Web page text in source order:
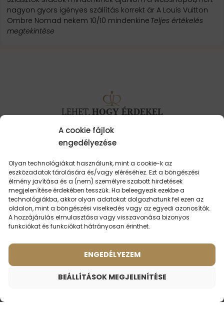
A cookie fájlok
engedélyezése
Olyan technológiákat használunk, mint a cookie-k az
eszközadatok tárolására és/vagy eléréséhez. Ezt a böngészési
élmény javítása és a (nem) személyre szabott hirdetések
megjelenítése érdekében tesszük. Ha beleegyezik ezekbe a
technológiákba, akkor olyan adatokat dolgozhatunk fel ezen az
oldalon, mint a böngészési viselkedés vagy az egyedi azonosítók.
A hozzájárulás elmulasztása vagy visszavonása bizonyos
funkciókat és funkciókat hátrányosan érinthet.
ENGEDÉLYEZEM
BEÁLLÍTÁSOK MEGJELENÍTÉSE
nagyon gyors igényes szállítás korrekt ár A Louis Vuitton
Ombre Nomad nekem 10/10 mindenkine Teljes értékelés
megtekintése
LEHET,HOGY ÉRDEKEL
Női parfüm – 501 (50ml)
Férfi parfüm – 697 (50ml)